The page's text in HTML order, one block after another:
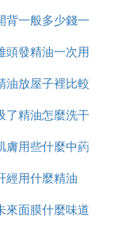
用過嗎
漏，適合缺水
錯的化妝品，
名列前茅的護
背一般多少錢一
次
頭發精油一次用
多少
油放屋子裡比較
好
了精油怎麼洗干
凈
膚用些什麼中葯
口服
經用什麼精油
來面膜什麼味道